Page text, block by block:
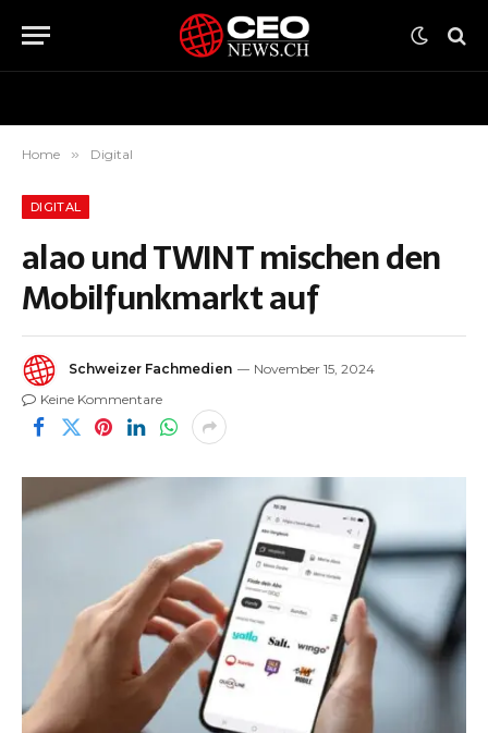
Home » Digital
DIGITAL
alao und TWINT mischen den
Mobilfunkmarkt auf
Schweizer Fachmedien
November 15, 2024
Keine Kommentare